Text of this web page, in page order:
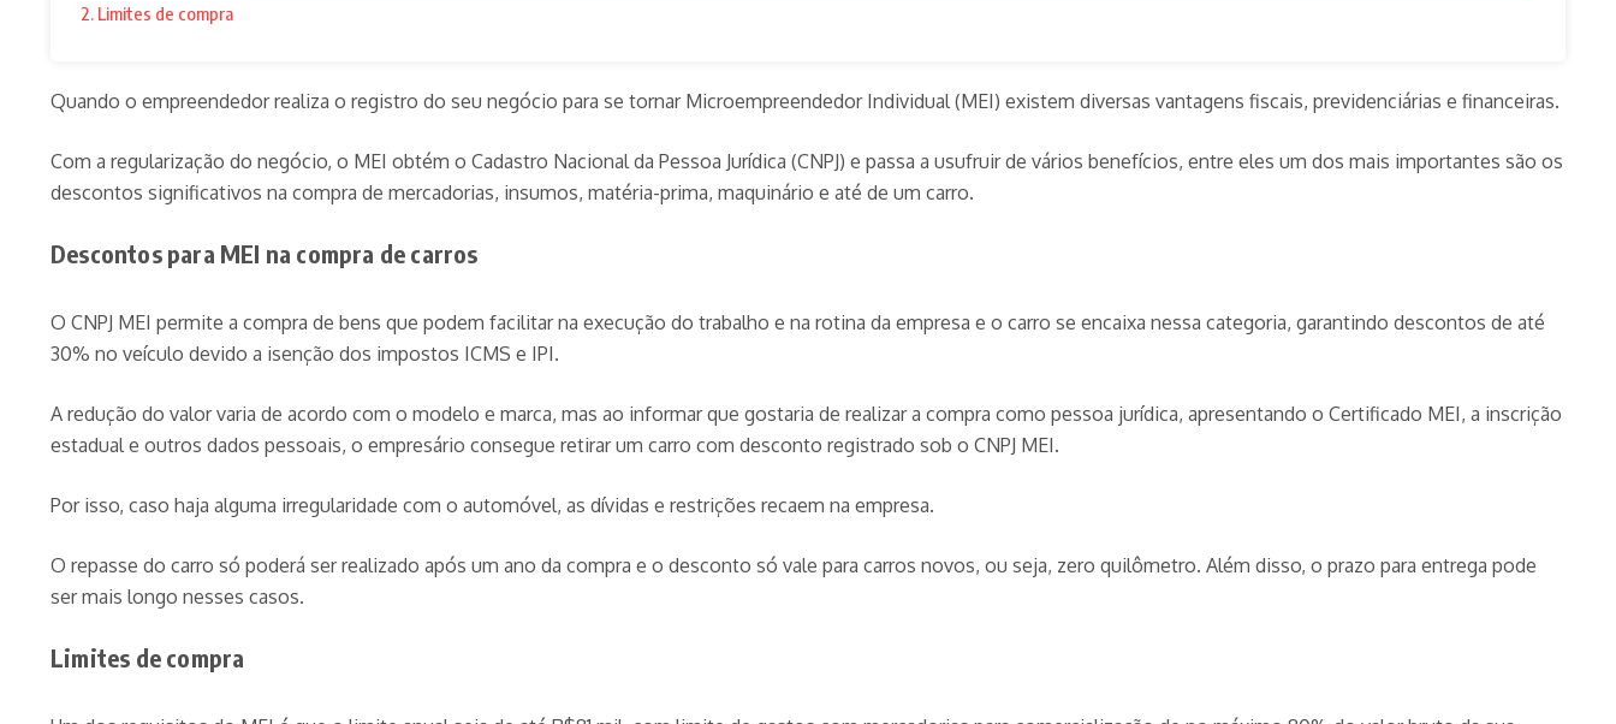
2. Limites de compra
Quando o empreendedor realiza o registro do seu negócio para se tornar Microempreendedor Individual (MEI) existem diversas vantagens fiscais, previdenciárias e financeiras.
Com a regularização do negócio, o MEI obtém o Cadastro Nacional da Pessoa Jurídica (CNPJ) e passa a usufruir de vários benefícios, entre eles um dos mais importantes são os
descontos significativos na compra de mercadorias, insumos, matéria-prima, maquinário e até de um carro.
Descontos para MEI na compra de carros
O CNPJ MEI permite a compra de bens que podem facilitar na execução do trabalho e na rotina da empresa e o carro se encaixa nessa categoria, garantindo descontos de até
30% no veículo devido a isenção dos impostos ICMS e IPI.
A redução do valor varia de acordo com o modelo e marca, mas ao informar que gostaria de realizar a compra como pessoa jurídica, apresentando o Certificado MEI, a inscrição
estadual e outros dados pessoais, o empresário consegue retirar um carro com desconto registrado sob o CNPJ MEI.
Por isso, caso haja alguma irregularidade com o automóvel, as dívidas e restrições recaem na empresa.
O repasse do carro só poderá ser realizado após um ano da compra e o desconto só vale para carros novos, ou seja, zero quilômetro. Além disso, o prazo para entrega pode
ser mais longo nesses casos.
Limites de compra